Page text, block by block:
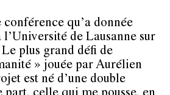
conférence qu’a donnée
de Lausanne sur
plus grand défi de
» jouée par Aurélien
est né d’une double